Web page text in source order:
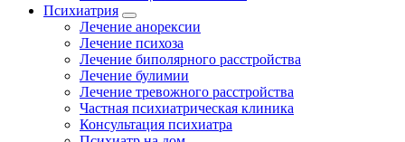
Психиатрия
Лечение анорексии
Лечение психоза
Лечение биполярного расстройства
Лечение булимии
Лечение тревожного расстройства
Частная психиатрическая клиника
Консультация психиатра